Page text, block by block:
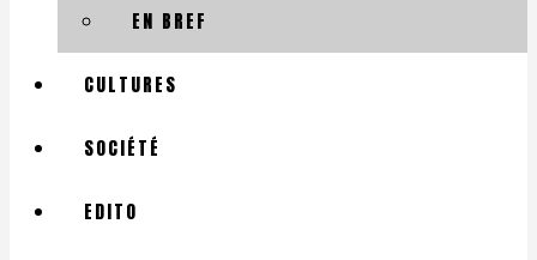
EN BREF
CULTURES
SOCIÉTÉ
EDITO